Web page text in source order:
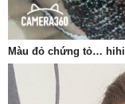
Màu đỏ chứng tỏ… hihi